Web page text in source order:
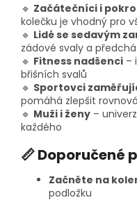
🔹 Začátečníci i
kolečku je vhodný pro
🔹 Lidé se sedavým
zádové svaly a
🔹 Fitness nadšenci –
břišních svalů
🔹 Sportovci
pomáhá zlepšit
🔹 Muži i ženy –
každého
📏 Doporučené
Začněte na
podložku